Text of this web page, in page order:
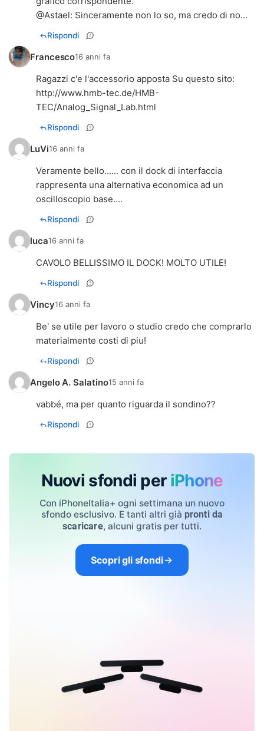
@Astael: Sinceramente non lo so, ma credo di no...
Rispondi
Francesco16 anni fa
Ragazzi c'e l'accessorio apposta Su questo sito:
http://www.hmb-tec.de/HMB-
TEC/Analog_Signal_Lab.html
Rispondi
LuVi16 anni fa
Veramente bello...... con il dock di interfaccia
rappresenta una alternativa economica ad un
oscilloscopio base....
Rispondi
luca16 anni fa
CAVOLO BELLISSIMO IL DOCK! MOLTO UTILE!
Rispondi
Vincy16 anni fa
Be' se utile per lavoro o studio credo che comprarlo
materialmente costi di piu!
Rispondi
Angelo A. Salatino15 anni fa
vabbé, ma per quanto riguarda il sondino??
Rispondi
Nuovi sfondi per iPhone
Con iPhoneItalia+ ogni settimana un nuovo
sfondo esclusivo. E tanti altri già pronti da
scaricare, alcuni gratis per tutti.
Scopri gli sfondi